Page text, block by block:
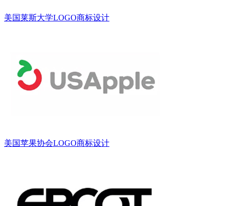
美国莱斯大学LOGO商标设计
美国苹果协会LOGO商标设计